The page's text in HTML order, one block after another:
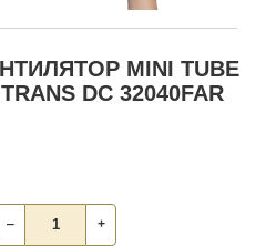
MINI TUBE
DC 32040FAR
‒ +